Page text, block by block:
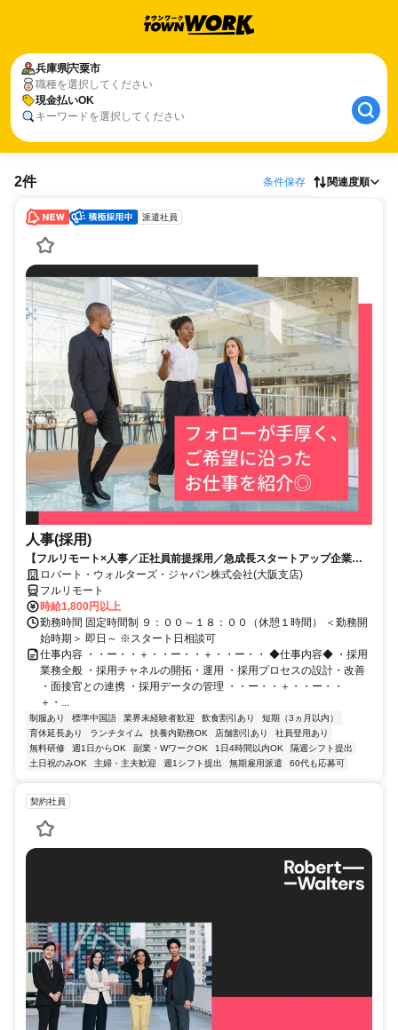
兵庫県宍粟市
職種を選択してください
現金払いOK
キーワードを選択してください
2件 条件保存 関連度順
派遣社員
人事(採用)
【フルリモート×人事／正社員前提採用／急成長スタートアップ企業／
英語】Robert Walters
ロバート・ウォルターズ・ジャパン株式会社(大阪支店)
フルリモート
時給1,800円以上
勤務時間 固定時間制 ９：００～１８：００（休憩１時間） ＜勤務開
始時期＞ 即日～ ※スタート日相談可
仕事内容 ・・ー・・＋・・ー・・＋・・ー・・ ◆仕事内容◆ ・採用
業務全般 ・採用チャネルの開拓・運用 ・採用プロセスの設計・改善
・面接官との連携 ・採用データの管理 ・・ー・・＋・・ー・・
＋・...
制服あり 標準中国語 業界未経験者歓迎 飲食割引あり
短期（3ヵ月以内）
育休延長あり
ランチタイム 扶養内勤務OK 店舗割引あり
社員登用あり
無料研修
週1日からOK 副業・WワークOK 1日4時間以内OK
隔週シフト提出
土日祝のみOK
主婦・主夫歓迎 週1シフト提出 無期雇用派遣 60代も応募可
契約社員